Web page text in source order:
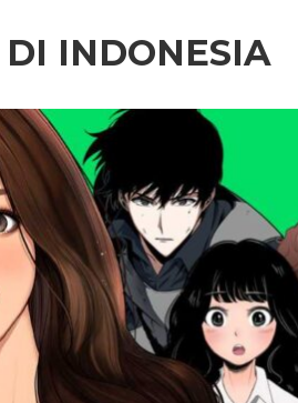
INDONESIA